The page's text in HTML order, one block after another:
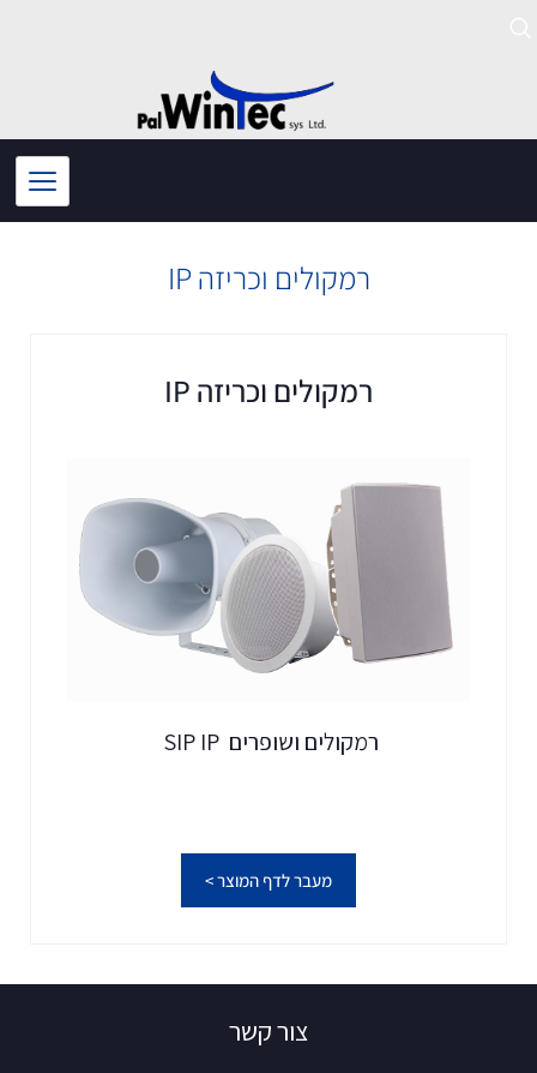
רמקולים וכריזה IP
רמקולים וכריזה IP
רמקולים ושופרים SIP IP
מעבר לדף המוצר >
צור קשר